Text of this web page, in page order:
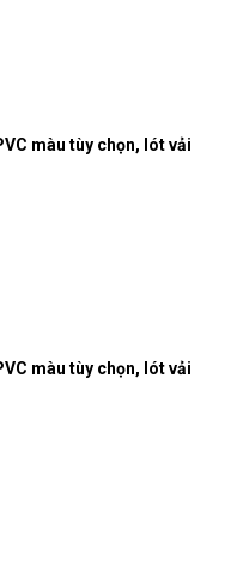
màu tùy chọn, lót vải
màu tùy chọn, lót vải